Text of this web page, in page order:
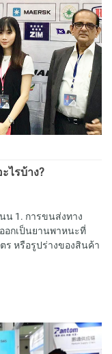
ไรบ้าง?
1. การขนส่งทาง
อกเป็นยานพาหนะที่
ร หรือรูปร่างของสินค้า
ยานพาห